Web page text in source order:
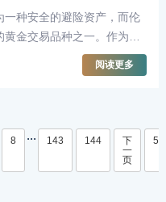
种安全的避险资产，而伦
金交易品种之一。作为国
响着全球投资者的收益。在
以及价格波动所带来的盈利
阅读更多
8 ... 143 144
下
一
页
5/